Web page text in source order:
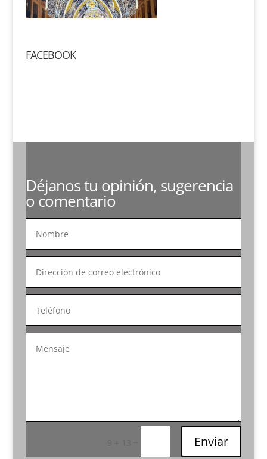
FACEBOOK
Déjanos tu opinión, sugerencia
o comentario
Enviar